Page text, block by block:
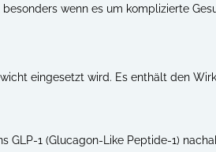
wenn es um komplizierte
eingesetzt wird. Es enthält den
1 (Glucagon-Like Peptide-1)